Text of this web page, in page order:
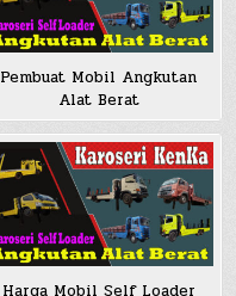
Pembuat Mobil Angkutan
Alat Berat
Harga Mobil Self Loader